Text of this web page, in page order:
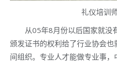
礼仪培训
从05年8月份以后国家就没
颁发证书的权利给了行业协会
间组织。专业人才能做专业事